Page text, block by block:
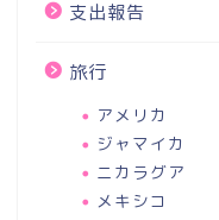
支出報告
旅行
アメリカ
ジャマイカ
ニカラグア
メキシコ